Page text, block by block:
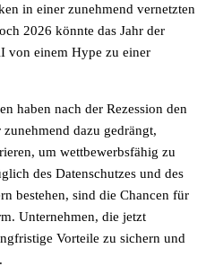
in einer zunehmend vernetzten
2026 könnte das Jahr der
von einem Hype zu einer
haben nach der Rezession den
dazu gedrängt,
um wettbewerbsfähig zu
des Datenschutzes und des
bestehen, sind die Chancen für
Unternehmen, die jetzt
Vorteile zu sichern und